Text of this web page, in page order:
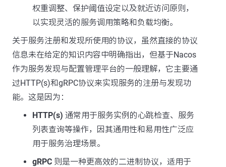
权重调整、保护阈值设定以及就近访问原则，
以实现灵活的服务调用策略和负载均衡。
关于服务注册和发现所使用的协议，虽然直接的协议
信息未在给定的知识内容中明确指出，但基于Nacos
作为服务发现与配置管理平台的一般理解，它主要通
过HTTP(s)和gRPC协议来实现服务的注册与发现功
能。这是因为：
HTTP(s) 通常用于服务实例的心跳检查、服务
列表查询等操作，因其通用性和易用性广泛应
用于服务治理场景。
gRPC 则是一种更高效的二进制协议，适用于